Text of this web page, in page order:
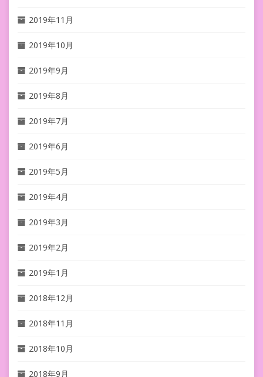
2019年11月
2019年10月
2019年9月
2019年8月
2019年7月
2019年6月
2019年5月
2019年4月
2019年3月
2019年2月
2019年1月
2018年12月
2018年11月
2018年10月
2018年9月